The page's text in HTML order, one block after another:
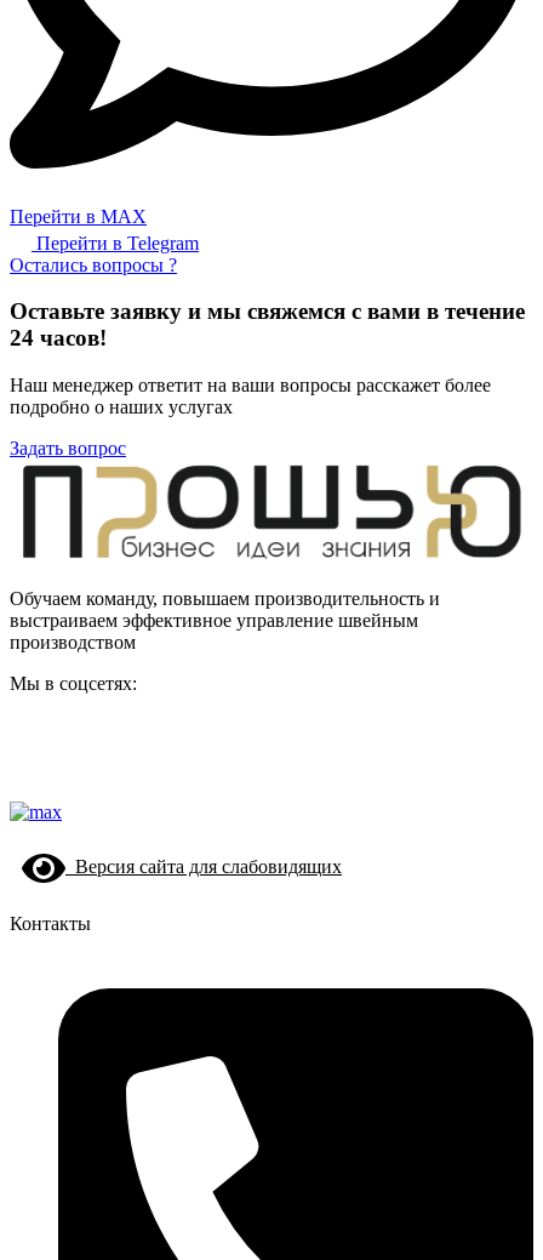
Перейти в MAX
Перейти в Telegram
Остались вопросы ?
Оставьте заявку и мы свяжемся с вами в течение
24 часов!
Наш менеджер ответит на ваши вопросы расскажет более
подробно о наших услугах
Задать вопрос
Обучаем команду, повышаем производительность и
выстраиваем эффективное управление швейным
производством
Мы в соцсетях:
Версия сайта для слабовидящих
Контакты